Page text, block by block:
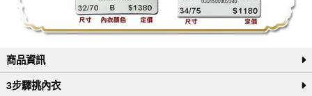
商品資訊
3步驟挑內衣